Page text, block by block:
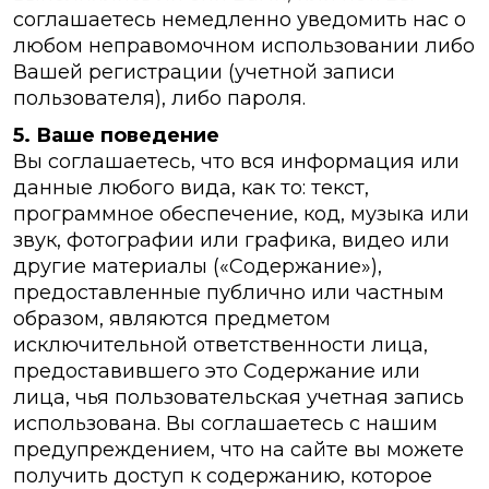
соглашаетесь немедленно уведомить нас о
любом неправомочном использовании либо
Вашей регистрации (учетной записи
пользователя), либо пароля.
5. Ваше поведение
Вы соглашаетесь, что вся информация или
данные любого вида, как то: текст,
программное обеспечение, код, музыка или
звук, фотографии или графика, видео или
другие материалы («Содержание»),
предоставленные публично или частным
образом, являются предметом
исключительной ответственности лица,
предоставившего это Содержание или
лица, чья пользовательская учетная запись
использована. Вы соглашаетесь с нашим
предупреждением, что на сайте вы можете
получить доступ к содержанию, которое